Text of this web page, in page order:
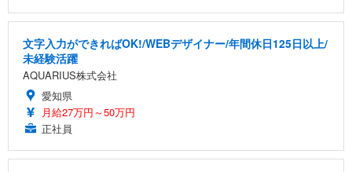
文字入力ができればOK!/WEBデザイナー/年間休日125日以上/
未経験活躍
AQUARIUS株式会社
愛知県
月給27万円～50万円
正社員